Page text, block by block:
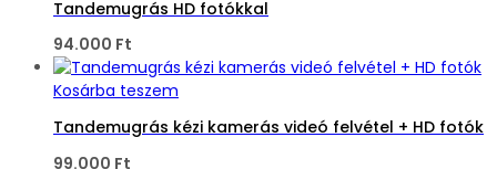
Tandemugrás HD fotókkal
94.000 Ft
Kosárba teszem
Tandemugrás kézi kamerás videó felvétel + HD fotók
99.000 Ft